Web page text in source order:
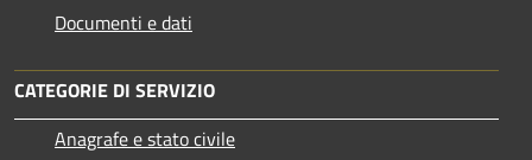
Documenti e dati
CATEGORIE DI SERVIZIO
Anagrafe e stato civile